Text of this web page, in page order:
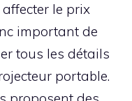
le prix
important de
tous les détails
portable.